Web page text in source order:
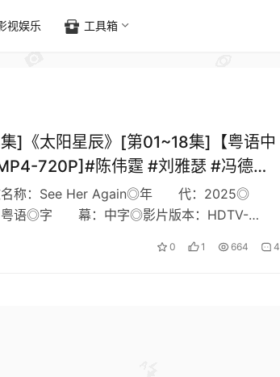
视娱乐 工具箱
]《太阳星辰》[第01~18集]【粤语中
720P]#陈伟霆 #刘雅瑟 #冯德伦
名称：See Her Again◎年 代：2025◎
◎字 幕：中字◎影片版本：HDTV-
0 1 664 4